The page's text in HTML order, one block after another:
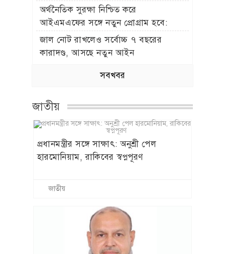
অর্থনৈতিক সুরক্ষা নিশ্চিত করে
আইএমএফের সঙ্গে নতুন প্রোগ্রাম হবে:
অর্থমন্ত্রী
জাল নোট রাখলেও সর্বোচ্চ ৭ বছরের
কারাদণ্ড, আসছে নতুন আইন
সবখবর
জাতীয়
প্রধানমন্ত্রীর সঙ্গে সাক্ষাৎ: অনুশ্রী পেল
হারমোনিয়াম, রাকিবের স্বপ্নপূরণ
জাতীয়